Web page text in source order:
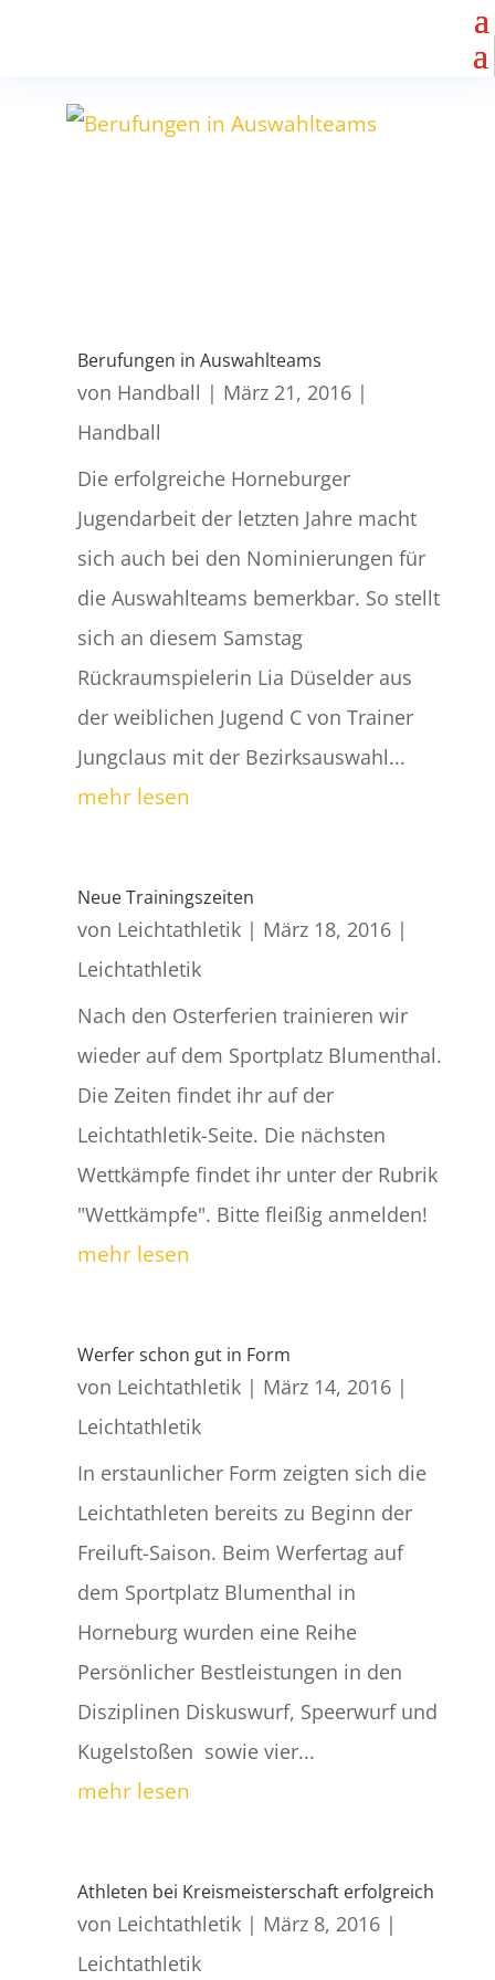
Berufungen in Auswahlteams
von Handball | März 21, 2016|
Handball
Die erfolgreiche Horneburger
Jugendarbeit der letzten Jahre macht
sich auch bei den Nominierungen für
die Auswahlteams bemerkbar. So stellt
sich an diesem Samstag
Rückraumspielerin Lia Düselder aus
der weiblichen Jugend C von Trainer
Jungclaus mit der Bezirksauswahl...
mehr lesen
Neue Trainingszeiten
von Leichtathletik| März 18, 2016|
Leichtathletik
Nach den Osterferien trainieren wir
wieder auf dem Sportplatz Blumenthal.
Die Zeiten findet ihr auf der
Leichtathletik-Seite. Die nächsten
Wettkämpfe findet ihr unter der Rubrik
"Wettkämpfe". Bitte fleißig anmelden!
mehr lesen
Werfer schon gut in Form
von Leichtathletik| März 14, 2016|
Leichtathletik
In erstaunlicher Form zeigten sich die
Leichtathleten bereits zu Beginn der
Freiluft-Saison. Beim Werfertag auf
dem Sportplatz Blumenthal in
Horneburg wurden eine Reihe
Persönlicher Bestleistungen in den
Disziplinen Diskuswurf, Speerwurf und
Kugelstoßen sowie vier...
mehr lesen
Athleten bei Kreismeisterschaft erfolgreich
von Leichtathletik| März 8, 2016|
Leichtathletik